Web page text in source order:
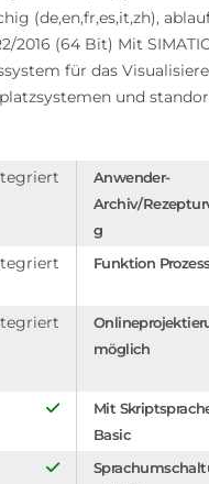
(de,en,fr,es,it,zh),
2016 (64 Bit) Mit
für das
und
Anwender-
Archiv/
g
Funktion
möglich
Mit
Basic